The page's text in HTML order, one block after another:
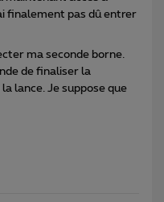
finalement pas dû entrer
ma seconde borne.
de finaliser la
lance. Je suppose que